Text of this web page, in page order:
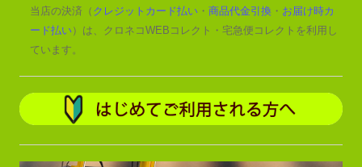
当店の決済（ クレジットカード払い ・ 商品代金引換 ・ お届け時カ
ード払い）は、クロネコWEBコレクト・宅急便コレクトを利用し
ています。